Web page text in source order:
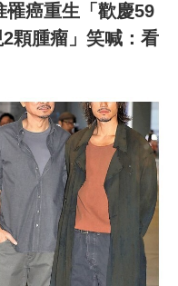
罹癌重生「歡慶59
顆腫瘤」笑喊：看